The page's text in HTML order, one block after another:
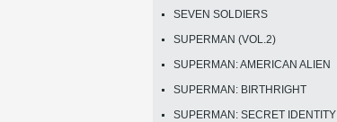
SEVEN SOLDIERS
SUPERMAN (VOL.2)
SUPERMAN: AMERICAN ALIEN
SUPERMAN: BIRTHRIGHT
SUPERMAN: SECRET IDENTITY